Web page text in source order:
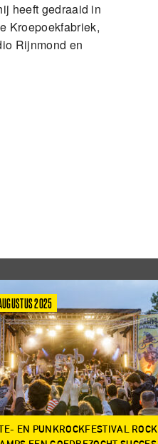
heeft gedraaid in
Kroepoekfabriek,
Rijnmond en
2025
EN PUNKROCKFESTIVAL ROCK